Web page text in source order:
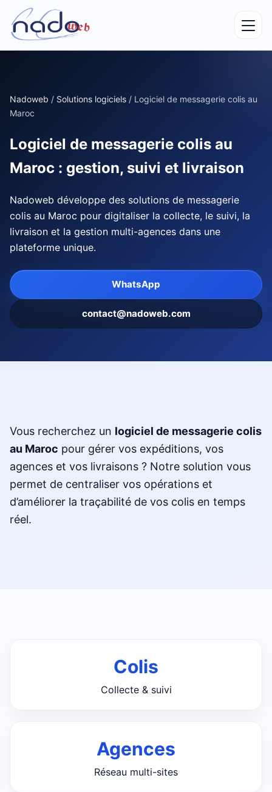
Nadoweb / Solutions logiciels / Logiciel de messagerie colis au
Maroc
Logiciel de messagerie colis au
Maroc : gestion, suivi et livraison
Nadoweb développe des solutions de messagerie
colis au Maroc pour digitaliser la collecte, le suivi, la
livraison et la gestion multi-agences dans une
plateforme unique.
WhatsApp
contact@nadoweb.com
Vous recherchez un logiciel de messagerie colis
au Maroc pour gérer vos expéditions, vos
agences et vos livraisons ? Notre solution vous
permet de centraliser vos opérations et
d’améliorer la traçabilité de vos colis en temps
réel.
Colis
Collecte & suivi
Agences
Réseau multi-sites